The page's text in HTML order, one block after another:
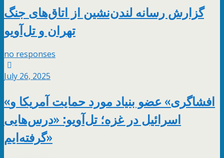
گزارش رسانه لندن‌نشین از اتاق‌های جنگ
تهران و تل‌آویو
no responses
July 26, 2025
«افشاگری» عضو بنیاد مورد حمایت آمریکا و
اسرائیل در غزه؛ تل‌آویو: «درس‌هایی
گرفته‌ایم»